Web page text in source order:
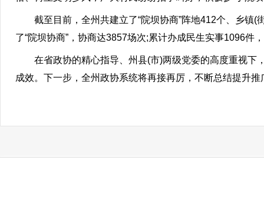
截至目前，全州共建立了“院坝协商”阵地412个、乡镇(
了“院坝协商”，协商达3857场次;累计办成民生实事1096件
在省政协的精心指导、州县(市)两级党委的高度重视下，
成效。下一步，全州政协系统将再接再厉，不断总结提升